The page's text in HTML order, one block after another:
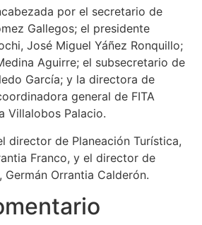
por el secretario de
Gallegos; el presidente
José Miguel Yáñez Ronquillo;
Aguirre; el subsecretario de
García; y la directora de
general de FITA
Villalobos Palacio.
director de Planeación Turística,
Franco, y el director de
Orrantia Calderón.